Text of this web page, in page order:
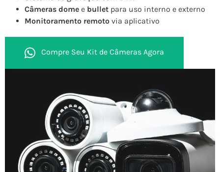
Câmeras dome e bullet para uso interno e externo
Monitoramento remoto via aplicativo
Compre Seu Kit de Câmeras Agora